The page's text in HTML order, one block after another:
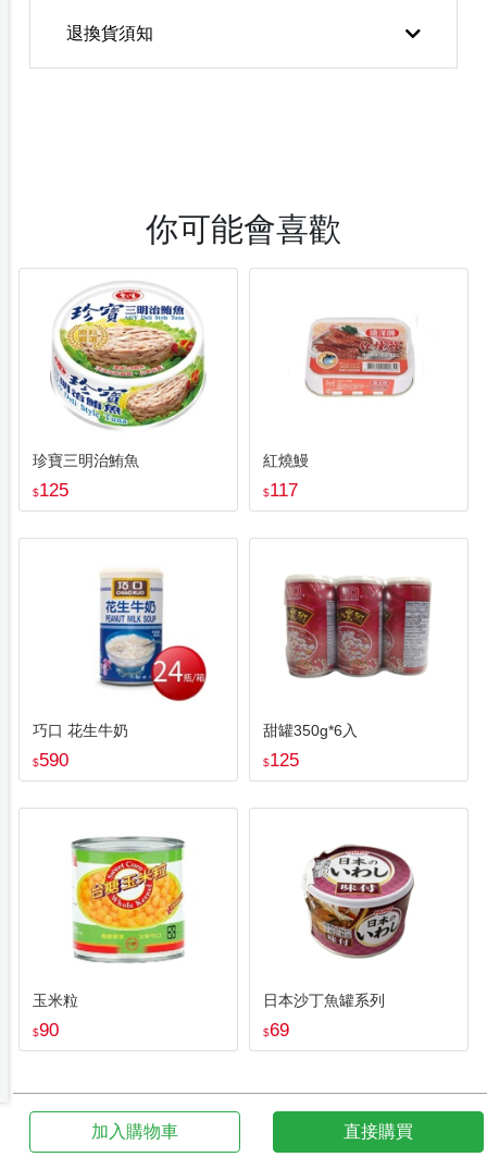
退換貨須知
你可能會喜歡
珍寶三明治鮪魚
$125
紅燒鰻
$117
巧口 花生牛奶
$590
甜罐350g*6入
$125
玉米粒
$90
日本沙丁魚罐系列
$69
加入購物車 直接購買